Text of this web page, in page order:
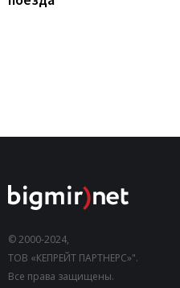
© 2000-2024,
ТОВ «КЕПРЕЙТ ПАРТНЕРС»".
Все права защищены.